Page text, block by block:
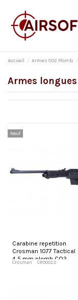
Accueil Armes CO2 Plomb
Armes longues
Neuf
Carabine repetition
Crosman 1077 Tactical
4,5 mm plomb CO2
Crosman CR00022